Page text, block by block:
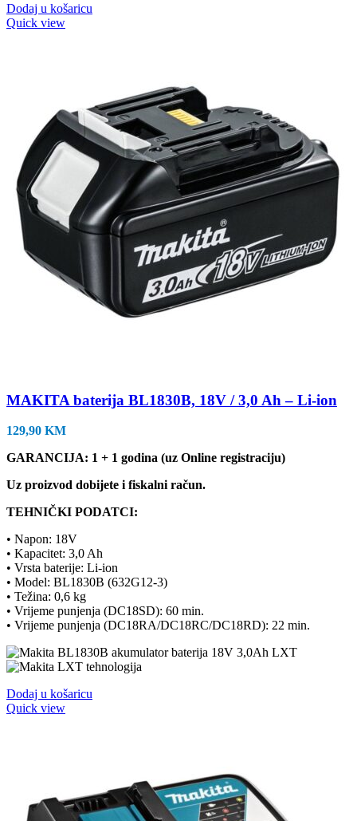
Dodaj u košaricu
Quick view
MAKITA baterija BL1830B, 18V / 3,0 Ah – Li-ion
129,90 KM
GARANCIJA: 1 + 1 godina (uz Online registraciju)
Uz proizvod dobijete i fiskalni račun.
TEHNIČKI PODATCI:
• Napon: 18V
• Kapacitet: 3,0 Ah
• Vrsta baterije: Li-ion
• Model: BL1830B (632G12-3)
• Težina: 0,6 kg
• Vrijeme punjenja (DC18SD): 60 min.
• Vrijeme punjenja (DC18RA/DC18RC/DC18RD): 22 min.
Dodaj u košaricu
Quick view